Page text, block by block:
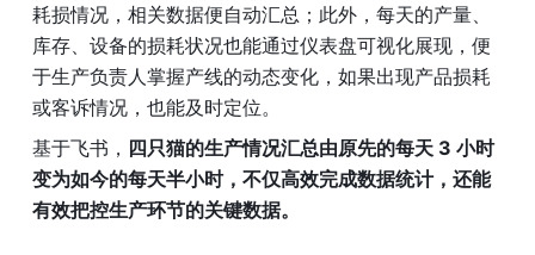
耗损情况，相关数据便自动汇总；此外，每天的产量、
库存、设备的损耗状况也能通过仪表盘可视化展现，便
于生产负责人掌握产线的动态变化，如果出现产品损耗
或客诉情况，也能及时定位。
基于飞书， 四只猫的生产情况汇总由原先的每天 3 小时
变为如今的每天半小时，不仅高效完成数据统计，还能
有效把控生产环节的关键数据。